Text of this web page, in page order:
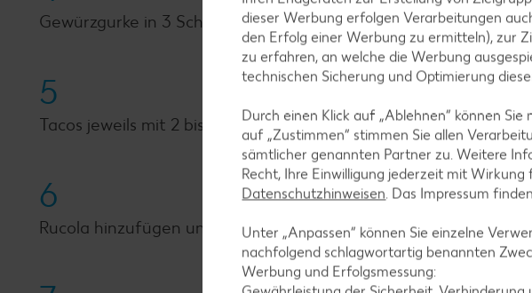
Gewürzgurke in 3 Scheiben schneiden.
5
Tacos jeweils mit 2 bis 3 Esslöffeln Sauerkraut, Zwiebeln und
6
Rucola hinzufügen und die Würstchen darauflegen.
dieser Werbung erfolgen Verarbeitungen
den Erfolg einer Werbung zu ermitteln), zur
zu erfahren, an welche die Werbung
technischen Sicherung und Optimierung
Durch einen Klick auf „Ablehnen“ können
auf „Zustimmen“ stimmen Sie allen
sämtlicher genannten Partner zu. Weitere
Recht, Ihre Einwilligung jederzeit mit
Datenschutzhinweisen. Das Impressum
Unter „Anpassen“ können Sie einzelne
nachfolgend schlagwortartig benannten
Werbung und Erfolgsmessung: